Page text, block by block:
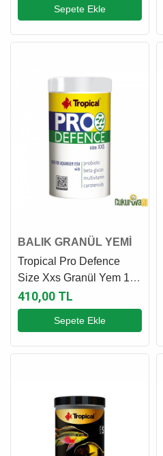
Sepete Ekle
BALIK GRANÜL YEMİ
Tropical Pro Defence
Size Xxs Granül Yem 100
Ml - 70 Gr
410,00 TL
Sepete Ekle